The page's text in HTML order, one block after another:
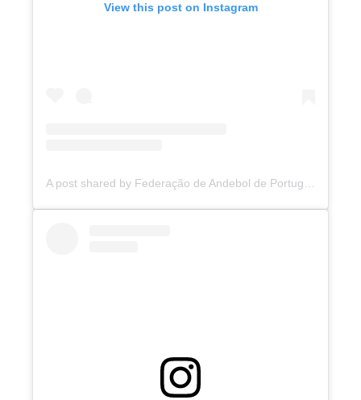
View this post on Instagram
A post shared by Federação de Andebol de Portugal (@andebolportugal)